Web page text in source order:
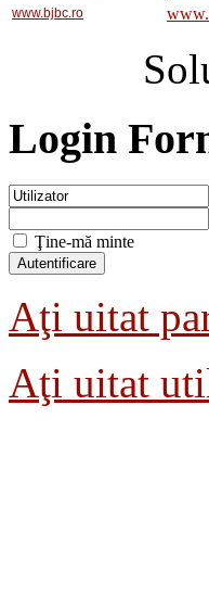
www.bjbc.ro
Login
Ţine-mă minte
Aţi uitat
Aţi uitat